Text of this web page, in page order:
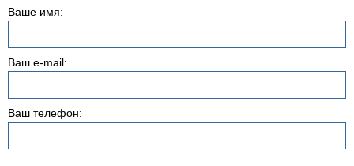
Ваше имя:
Ваш e-mail:
Ваш телефон: